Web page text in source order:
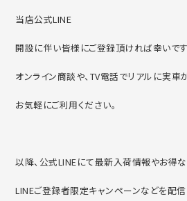
当店公式LINE
開設に伴い皆様にご登録頂ければ幸いです
オンライン商談や、TV電話でリアルに実車が
お気軽にご利用ください。
以降、公式LINEにて最新入荷情報やお得な
LINEご登録者限定キャンペーンなどを配信